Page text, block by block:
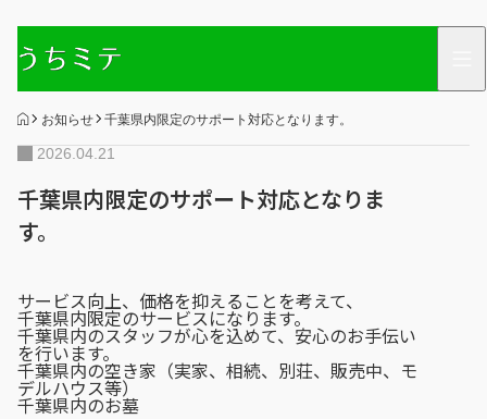
HOME
お知らせ 千葉県内限定のサポート対応となります。
2026.04.21
千葉県内限定のサポート対応となりま
す。
サービス向上、価格を抑えることを考えて、
千葉県内限定のサービスになります。
千葉県内のスタッフが心を込めて、安心のお手伝い
を行います。
千葉県内の空き家（実家、相続、別荘、販売中、モ
デルハウス等）
千葉県内のお墓